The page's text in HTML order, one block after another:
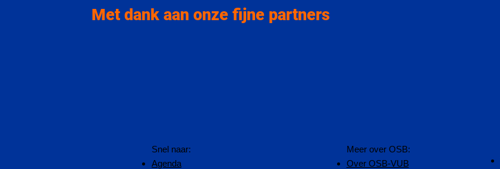
Met dank aan onze fijne partners
Snel naar:
Agenda
​Meer over OSB:
Over OSB-VUB